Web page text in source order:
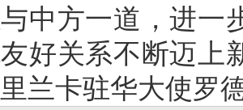
中方一道，进一
好关系不断迈上
兰卡驻华大使罗